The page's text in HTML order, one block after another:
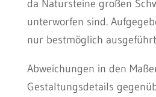
da Natursteine großen
unterworfen sind.
nur bestmöglich
Abweichungen in den
Gestaltungsdetails